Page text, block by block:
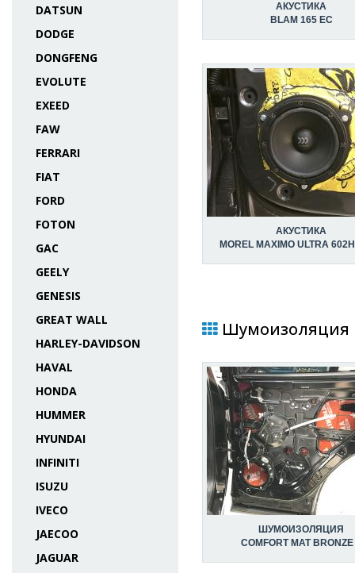
DATSUN
DODGE
DONGFENG
EVOLUTE
EXEED
FAW
FERRARI
FIAT
FORD
FOTON
GAC
GEELY
GENESIS
GREAT WALL
HARLEY-DAVIDSON
HAVAL
HONDA
HUMMER
HYUNDAI
INFINITI
ISUZU
IVECO
JAECOO
JAGUAR
АКУСТИКА
BLAM 165 EC
АКУСТИКА
MOREL MAXIMO ULTRA
Шумоизоляция
ШУМОИЗОЛЯЦИЯ
COMFORT MAT